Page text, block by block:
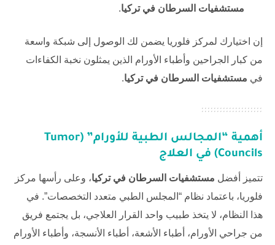
مستشفيات السرطان في تركيا.
إن اختيارك لمركز فلوريا يضمن لك الوصول إلى شبكة واسعة
من كبار الجراحين وأطباء الأورام الذين يمثلون نخبة الكفاءات
في مستشفيات السرطان في تركيا.
أهمية “المجالس الطبية للأورام” (Tumor
Councils) في العلاج
تتميز أفضل مستشفيات السرطان في تركيا، وعلى رأسها مركز
فلوريا، باعتماد نظام “المجلس الطبي متعدد التخصصات”. في
هذا النظام، لا يتخذ طبيب واحد القرار العلاجي، بل يجتمع فريق
من جراحي الأورام، أطباء الأشعة، أطباء الأنسجة، وأطباء الأورام